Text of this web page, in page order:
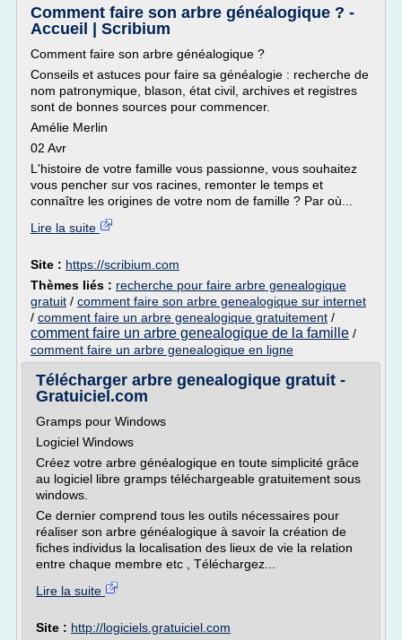
Comment faire son arbre généalogique ? -
Accueil | Scribium
Comment faire son arbre généalogique ?
Conseils et astuces pour faire sa généalogie : recherche de
nom patronymique, blason, état civil, archives et registres
sont de bonnes sources pour commencer.
Amélie Merlin
02 Avr
L'histoire de votre famille vous passionne, vous souhaitez
vous pencher sur vos racines, remonter le temps et
connaître les origines de votre nom de famille ? Par où...
Lire la suite
Site : https://scribium.com
Thèmes liés : recherche pour faire arbre genealogique
gratuit / comment faire son arbre genealogique sur internet
/ comment faire un arbre genealogique gratuitement /
comment faire un arbre genealogique de la famille /
comment faire un arbre genealogique en ligne
Télécharger arbre genealogique gratuit -
Gratuiciel.com
Gramps pour Windows
Logiciel Windows
Créez votre arbre généalogique en toute simplicité grâce
au logiciel libre gramps téléchargeable gratuitement sous
windows.
Ce dernier comprend tous les outils nécessaires pour
réaliser son arbre généalogique à savoir la création de
fiches individus la localisation des lieux de vie la relation
entre chaque membre etc , Téléchargez...
Lire la suite
Site : http://logiciels.gratuiciel.com